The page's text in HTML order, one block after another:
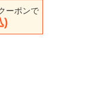
ーポンで
)